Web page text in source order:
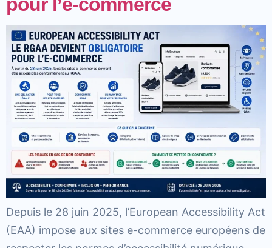
Depuis le 28 juin 2025, l’European Accessibility Act
(EAA) impose aux sites e-commerce européens de